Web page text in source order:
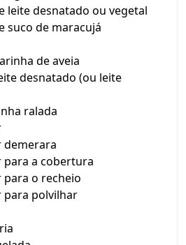
leite desnatado ou vegetal
suco de maracujá
de aveia
desnatado (ou leite
ralada
demerara
para a cobertura
para o recheio
para polvilhar